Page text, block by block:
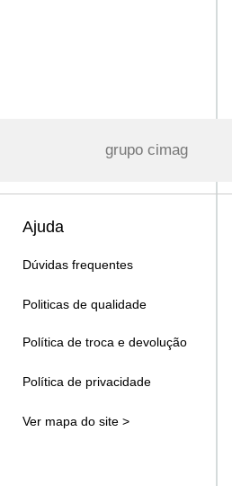
grupo cimag
Ajuda
Dúvidas frequentes
Politicas de qualidade
Política de troca e devolução
Política de privacidade
Ver mapa do site >